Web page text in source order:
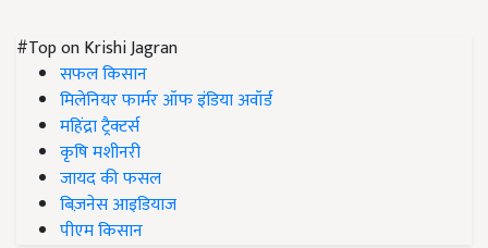
#Top on Krishi Jagran
सफल किसान
मिलेनियर फार्मर ऑफ इंडिया अवॉर्ड
महिंद्रा ट्रैक्टर्स
कृषि मशीनरी
जायद की फसल
बिज़नेस आइडियाज
पीएम किसान